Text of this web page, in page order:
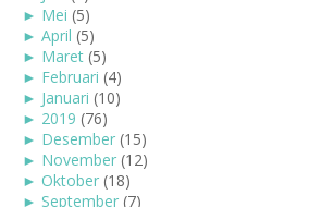
► Mei (5)
► April (5)
► Maret (5)
► Februari (4)
► Januari (10)
► 2019 (76)
► Desember (15)
► November (12)
► Oktober (18)
► September (7)